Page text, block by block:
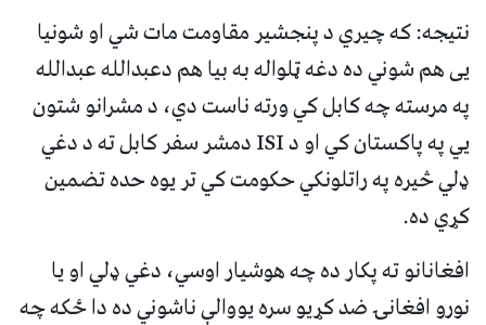
نتیجه: که چیري د پنجشیر مقاومت مات شي او شونیا
يی هم شوني ده دغه ټلواله به بیا هم دعبدالله عبدالله
په مرسته چه کابل کي ورته ناست دي، د مشرانو شتون
يي په پاکستان کي او د ISI دمشر سفر کابل ته د دغي
ډلي څیره په راتلونکي حکومت کي تر یوه حده تضمین
کړي ده.
افغانانو ته پکار ده چه هوشیار اوسي، دغي ډلي او یا
نورو افغانۍ ضد کړیو سره یووالې ناشوني ده دا ځکه چه